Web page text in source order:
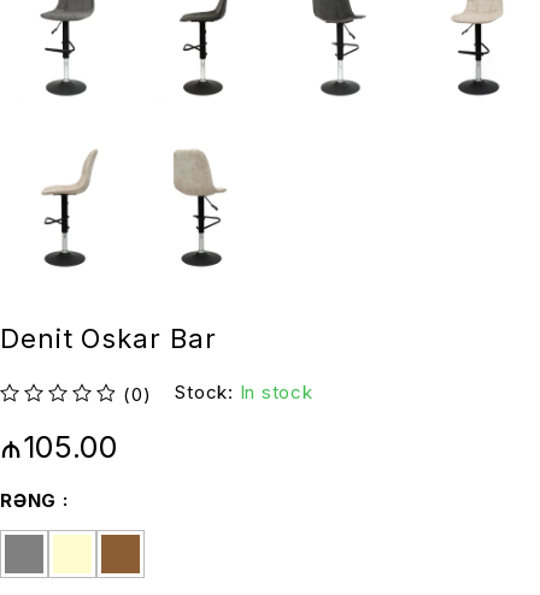
Denit Oskar Bar
(0) Stock: In stock
₼105.00
RƏNG